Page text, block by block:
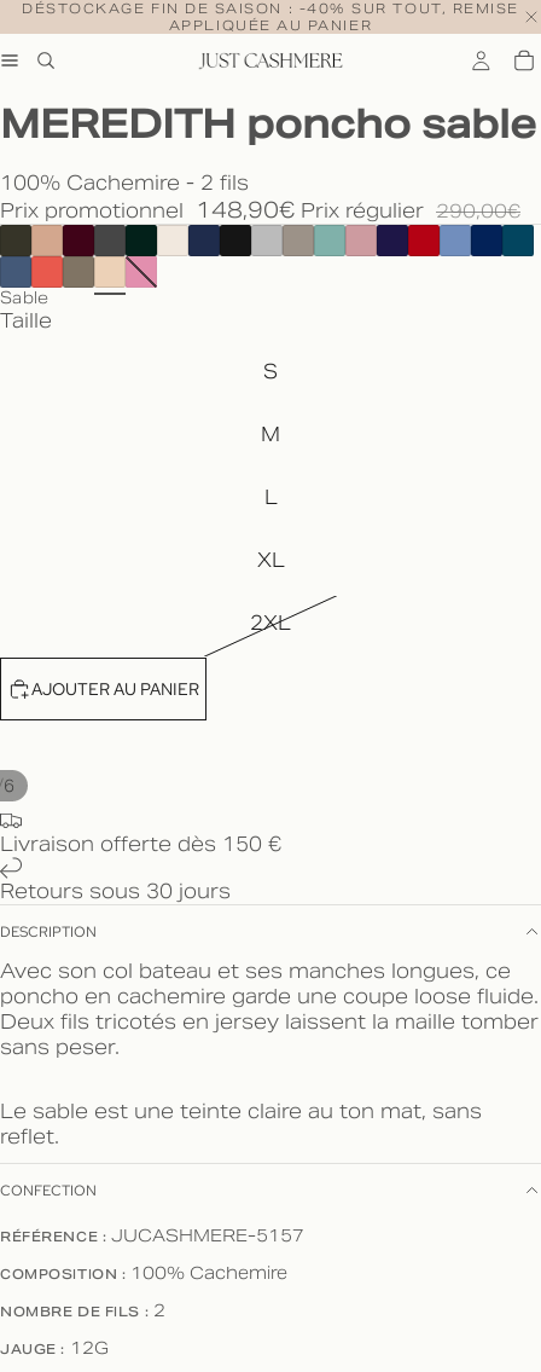
DÉSTOCKAGE FIN DE SAISON : -40% SUR TOUT, REMISE
APPLIQUÉE AU PANIER
6
MEREDITH poncho sable
100% Cachemire - 2 fils
Prix promotionnel
148,90€ Prix régulier 290,00€
Sable
Taille
S
M
L
XL
2XL
AJOUTER AU PANIER
Livraison offerte dès 150 €
Retours sous 30 jours
DESCRIPTION
Avec son col bateau et ses manches longues, ce
poncho en cachemire garde une coupe loose fluide.
Deux fils tricotés en jersey laissent la maille tomber
sans peser.
Le sable est une teinte claire au ton mat, sans
reflet.
CONFECTION
RÉFÉRENCE : JUCASHMERE-5157
COMPOSITION : 100% Cachemire
NOMBRE DE FILS : 2
JAUGE : 12G